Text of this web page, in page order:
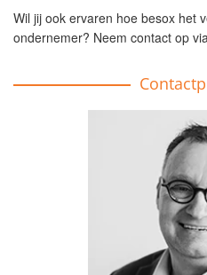
Wil jij ook ervaren hoe besox het
ondernemer? Neem contact op